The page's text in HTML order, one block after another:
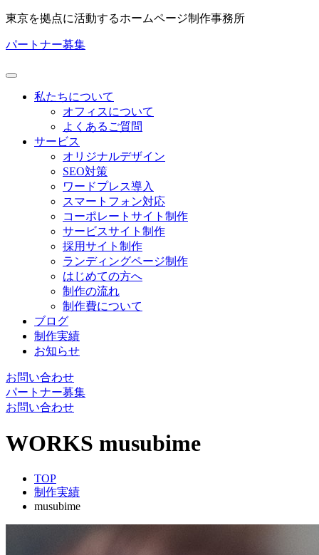
東京を拠点に活動するホームページ制作事務所
パートナー募集
私たちについて
オフィスについて
よくあるご質問
サービス
オリジナルデザイン
SEO対策
ワードプレス導入
スマートフォン対応
コーポレートサイト制作
サービスサイト制作
採用サイト制作
ランディングページ制作
はじめての方へ
制作の流れ
制作費について
ブログ
制作実績
お知らせ
お問い合わせ
パートナー募集
お問い合わせ
WORKS musubime
TOP
制作実績
musubime